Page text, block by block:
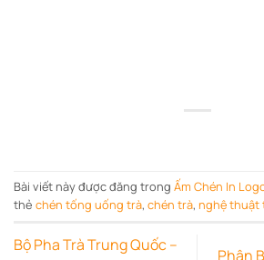
Bài viết này được đăng trong Ấm Chén In
thẻ chén tống uống trà, chén trà, nghệ thuật
Bộ Pha Trà Trung Quốc –
Phân